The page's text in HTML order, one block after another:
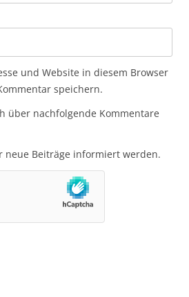
und Website in diesem Browser
speichern.
über nachfolgende Kommentare
neue Beiträge informiert werden.